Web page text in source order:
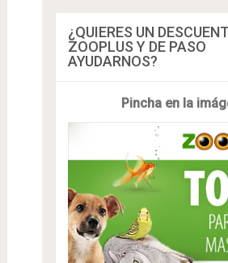
¿QUIERES UN
ZOOPLUS Y DE PASO
AYUDARNOS?
Pincha en la